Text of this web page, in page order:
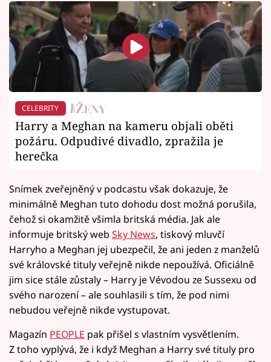
CELEBRITY
Harry a Meghan na kameru objali oběti
požáru. Odpudivé divadlo, zpražila je
herečka
Snímek zveřejněný v podcastu však dokazuje, že
minimálně Meghan tuto dohodu dost možná porušila,
čehož si okamžitě všimla britská média. Jak ale
informuje britský web Sky News, tiskový mluvčí
Harryho a Meghan jej ubezpečil, že ani jeden z manželů
své královské tituly veřejně nikde nepoužívá. Oficiálně
jim sice stále zůstaly – Harry je Vévodou ze Sussexu od
svého narození – ale souhlasili s tím, že pod nimi
nebudou veřejně nikde vystupovat.
Magazín PEOPLE pak přišel s vlastním vysvětlením.
Z toho vyplývá, že i když Meghan a Harry své tituly pro